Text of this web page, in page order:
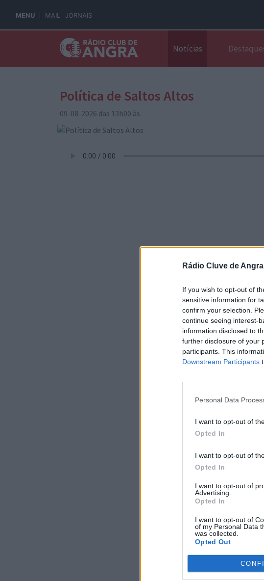
Rádio Cluve de
If you wish to opt-out of
sensitive information for
confirm your selection.
continue seeing interest-
information disclosed to
further disclosure of your
participants. This
Downstream Participants
Personal Data
I want to opt-out of
Opted In
I want to opt-out of
Opted In
I want to opt-out of
Advertising.
Opted In
I want to opt-out of
of my Personal Data
was collected.
Opted Out
MENU MAIL JORNAIS
Notícias
Política de Saltos Altos
09-08-2026 das 13h00 às